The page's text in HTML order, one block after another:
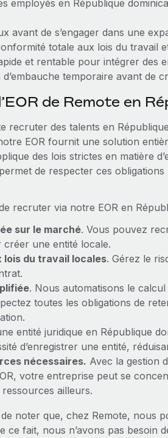
employés en République
avant de s’engager dans une
totale aux lois du travail
et rentable pour intégrer des
d’embauche temporaire avant de
de Remote en
recruter des talents en
EOR fournit une solution
des lois strictes en matière
de respecter ces
recruter via notre EOR en
sur le marché. Vous pouvez
une entité locale.
du travail locales. Gérez le
. Nous automatisons le
toutes les obligations de
entité juridique en République
d’enregistrer une entité,
nécessaires. Avec la gestion
votre entreprise peut se
ailleurs.
noter que, chez Remote, nous
ce fait, nous n’avons pas besoin